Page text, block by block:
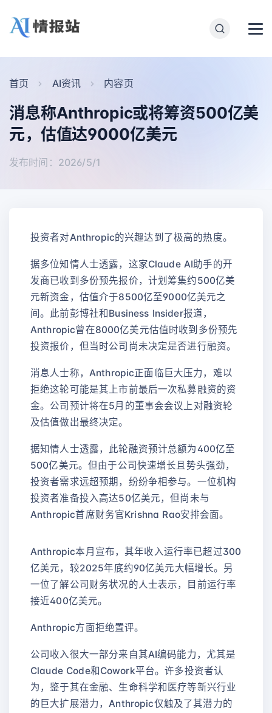
首页 AI资讯 内容页
消息称Anthropic或将筹资500亿美
元，估值达9000亿美元
发布时间：2026/5/1
投资者对Anthropic的兴趣达到了极高的热度。
据多位知情人士透露，这家Claude AI助手的开
发商已收到多份预先报价，计划筹集约500亿美
元新资金，估值介于8500亿至9000亿美元之
间。此前彭博社和Business Insider报道，
Anthropic曾在8000亿美元估值时收到多份预先
投资报价，但当时公司尚未决定是否进行融资。
消息人士称，Anthropic正面临巨大压力，难以
拒绝这轮可能是其上市前最后一次私募融资的资
金。公司预计将在5月的董事会会议上对融资轮
及估值做出最终决定。
据知情人士透露，此轮融资预计总额为400亿至
500亿美元。但由于公司快速增长且势头强劲，
投资者需求远超预期，纷纷争相参与。一位机构
投资者准备投入高达50亿美元，但尚未与
Anthropic首席财务官Krishna Rao安排会面。
Anthropic本月宣布，其年收入运行率已超过300
亿美元，较2025年底约90亿美元大幅增长。另
一位了解公司财务状况的人士表示，目前运行率
接近400亿美元。
Anthropic方面拒绝置评。
公司收入很大一部分来自其AI编码能力，尤其是
Claude Code和Cowork平台。许多投资者认
为，鉴于其在金融、生命科学和医疗等新兴行业
的巨大扩展潜力，Anthropic仅触及了其潜力的